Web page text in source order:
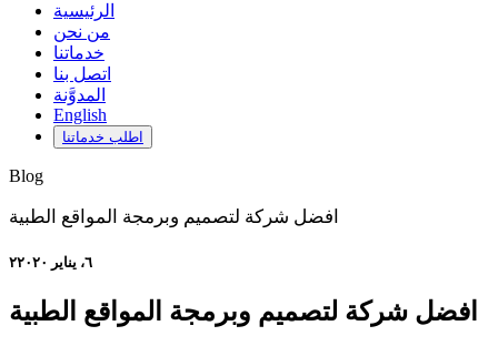
الرئيسية
من نحن
خدماتنا
اتصل بنا
المدوَّنة
English
اطلب خدماتنا
Blog
افضل شركة لتصميم وبرمجة المواقع الطبية
۲٦، يناير ۲۰۲۰
افضل شركة لتصميم وبرمجة المواقع الطبية